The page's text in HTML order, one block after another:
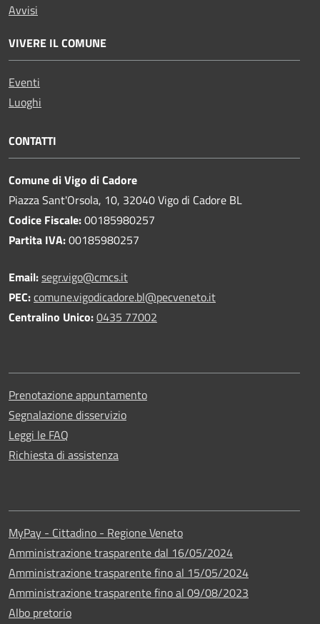
Avvisi
VIVERE IL COMUNE
Eventi
Luoghi
CONTATTI
Comune di Vigo di Cadore
Piazza Sant'Orsola, 10, 32040 Vigo di Cadore BL
Codice Fiscale:00185980257
Partita IVA:00185980257
Email:segr.vigo@cmcs.it
PEC:comune.vigodicadore.bl@pecveneto.it
Centralino Unico:0435 77002
Prenotazione appuntamento
Segnalazione disservizio
Leggi le FAQ
Richiesta di assistenza
MyPay - Cittadino - Regione Veneto
Amministrazione trasparente dal 16/05/2024
Amministrazione trasparente fino al 15/05/2024
Amministrazione trasparente fino al 09/08/2023
Albo pretorio